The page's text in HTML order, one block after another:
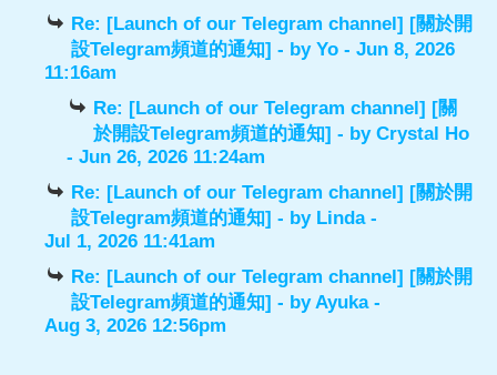
Re: [Launch of our Telegram channel] [關於開
設Telegram頻道的通知] - byYo - Jun 8, 2026
11:16am
Re: [Launch of our Telegram channel] [關
於開設Telegram頻道的通知] - byCrystal Ho
- Jun 26, 2026 11:24am
Re: [Launch of our Telegram channel] [關於開
設Telegram頻道的通知] - by Linda-
Jul 1, 2026 11:41am
Re: [Launch of our Telegram channel] [關於開
設Telegram頻道的通知] - byAyuka-
Aug 3, 2026 12:56pm